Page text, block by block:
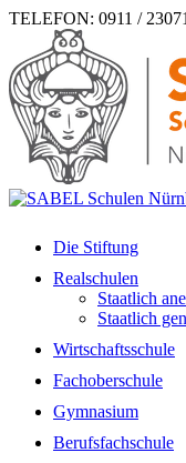
Zum
springen
TELEFON: 0911 /
Die Stiftung
Realschulen
Staatlich
Staatlich
Wirtschaftsschule
Fachoberschule
Gymnasium
Berufsfachschule